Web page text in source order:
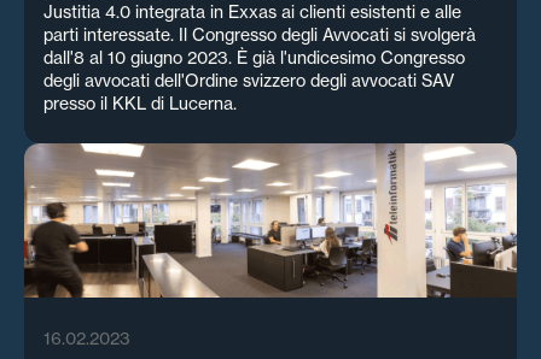
Justitia 4.0 integrata in Exxas ai clienti esistenti e alle
parti interessate. Il Congresso degli Avvocati si svolgerà
dall'8 al 10 giugno 2023. È già l'undicesimo Congresso
degli avvocati dell'Ordine svizzero degli avvocati SAV
presso il KKL di Lucerna.
16.02.2023